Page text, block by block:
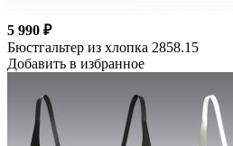
5 990 ₽
Бюстгальтер из хлопка 2858.15
Добавить в избранное